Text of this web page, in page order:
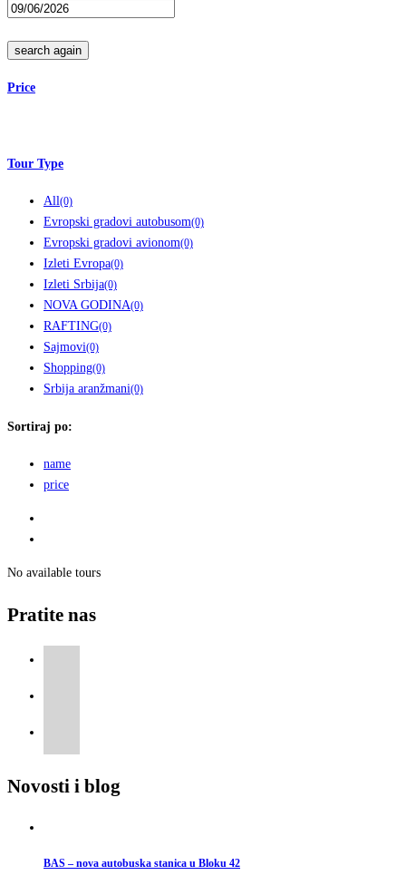
search again
Price
Tour Type
All(0)
Evropski gradovi autobusom(0)
Evropski gradovi avionom(0)
Izleti Evropa(0)
Izleti Srbija(0)
NOVA GODINA(0)
RAFTING(0)
Sajmovi(0)
Shopping(0)
Srbija aranžmani(0)
Sortiraj po:
name
price
No available tours
Pratite nas
Novosti i blog
BAS – nova autobuska stanica u Bloku 42